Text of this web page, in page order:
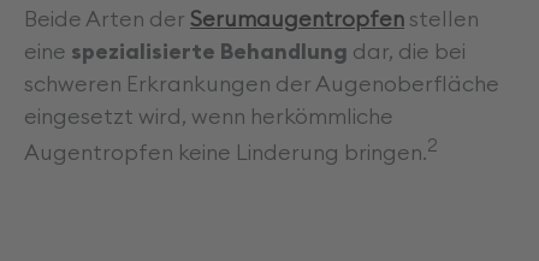
Beide Arten der Serumaugentropfenstellen
eine spezialisierte Behandlung dar, die bei
schweren Erkrankungen der Augenoberfläche
eingesetzt wird, wenn herkömmliche
Augentropfen keine Linderung bringen.2